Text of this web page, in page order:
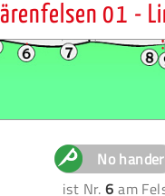
01 -
No hander
ist Nr.6 am